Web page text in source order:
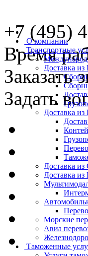
О компании
Транспортные
Доставка
Доставка из
Доставка
Доставка
Морские
Авиа
Таможенные
+7 (495)
Время
Заказать
Задать